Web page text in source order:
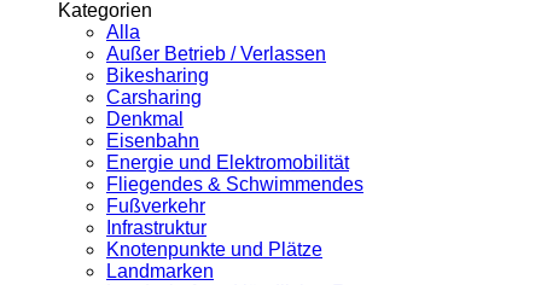
Kategorien
Alla
Außer Betrieb / Verlassen
Bikesharing
Carsharing
Denkmal
Eisenbahn
Energie und Elektromobilität
Fliegendes & Schwimmendes
Fußverkehr
Infrastruktur
Knotenpunkte und Plätze
Landmarken